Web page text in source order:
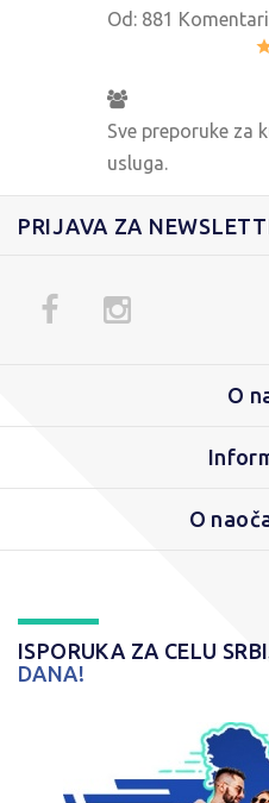
Od: 881
Sve preporuke za
usluga.
PRIJAVA ZA
O
O
ISPORUKA ZA CELU
DANA!